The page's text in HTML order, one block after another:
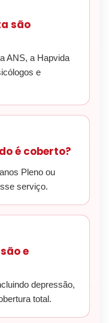
são
ANS, a Hapvida
e
é coberto?
Pleno ou
serviço.
e
depressão,
total.